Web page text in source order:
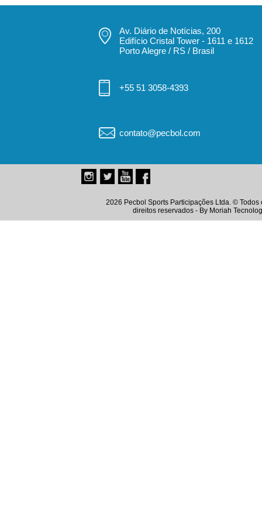
Av. Diário de Notícias, 200
Edifício Cristal Tower - 1611 e 1612
Porto Alegre / RS / Brasil
+55 51 3058-4393
contato@pecbol.com
2026 Pecbol Sports Participações Ltda. © Todos
direitos reservados - By Moriah